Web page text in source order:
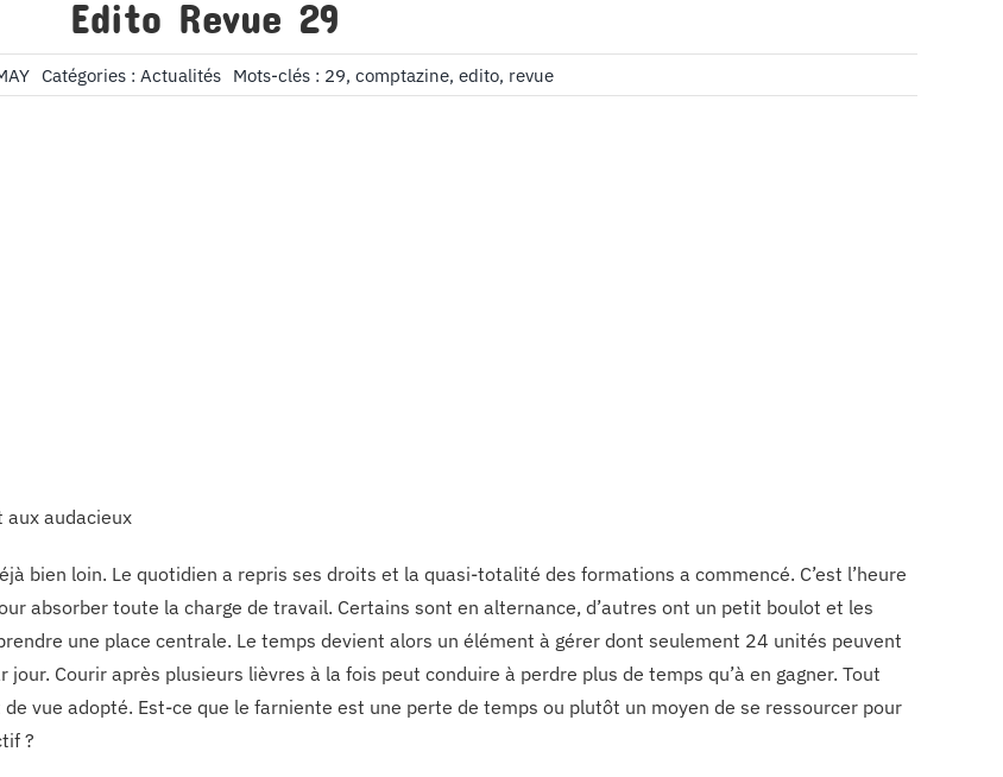
Edito Revue 29
Catégories : Actualités Mots-clés : 29, comptazine, edito, revue
aux audacieux
bien loin. Le quotidien a repris ses droits et la quasi-totalité des formations a commencé. C’est l’heure
absorber toute la charge de travail. Certains sont en alternance, d’autres ont un petit boulot et les
une place centrale. Le temps devient alors un élément à gérer dont seulement 24 unités peuvent
jour. Courir après plusieurs lièvres à la fois peut conduire à perdre plus de temps qu’à en gagner. Tout
vue adopté. Est-ce que le farniente est une perte de temps ou plutôt un moyen de se ressourcer pour
?